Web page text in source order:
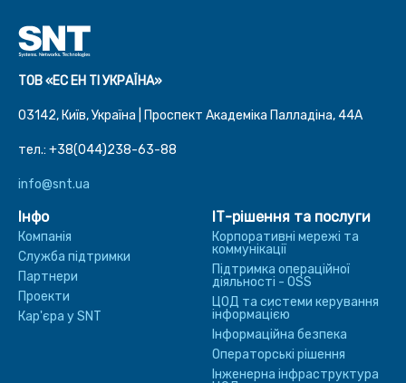
ТОВ «ЕС ЕН ТІ УКРАЇНА»
03142, Київ, Україна | Проспект Академіка Палладіна, 44A
тел.: +38(044)238-63-88
info@snt.ua
Інфо
Компанія
Служба підтримки
Партнери
Проекти
Кар'єра у SNT
ІТ-рішення та послуги
Корпоративні мережі та
коммунікації
Підтримка операційної
діяльності - OSS
ЦОД та системи керування
інформацією
Інформаційна безпека
Операторські рішення
Інженерна інфраструктура